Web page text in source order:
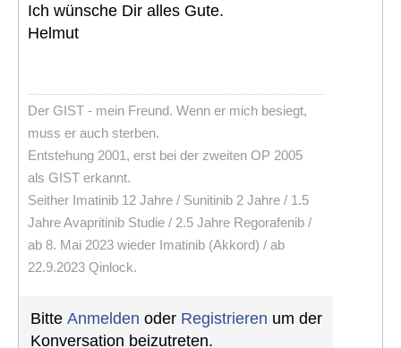
Ich wünsche Dir alles Gute.
Helmut
Der GIST - mein Freund. Wenn er mich besiegt,
muss er auch sterben.
Entstehung 2001, erst bei der zweiten OP 2005
als GIST erkannt.
Seither Imatinib 12 Jahre / Sunitinib 2 Jahre / 1.5
Jahre Avapritinib Studie / 2.5 Jahre Regorafenib /
ab 8. Mai 2023 wieder Imatinib (Akkord) / ab
22.9.2023 Qinlock.
Bitte Anmelden oder Registrieren um der
Konversation beizutreten.